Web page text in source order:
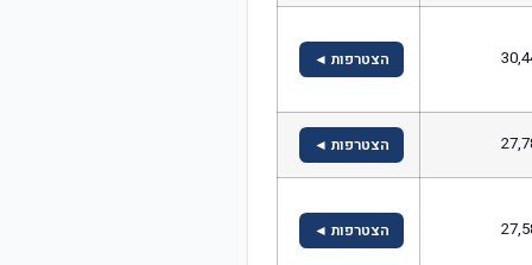
הצטרפות ◄
הצטרפות ◄
הצטרפות ◄